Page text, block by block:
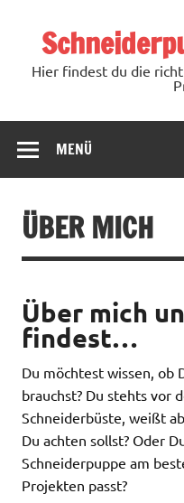
Hier findest du die
MENÜ
ÜBER MICH
Über mich
findest…
Du möchtest wissen, ob
brauchst? Du stehts vor
Schneiderbüste, weißt
Du achten sollst? Oder
Schneiderpuppe am
Projekten passt?